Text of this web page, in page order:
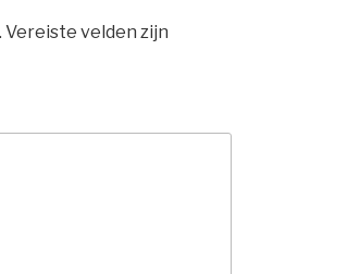
Vereiste velden zijn